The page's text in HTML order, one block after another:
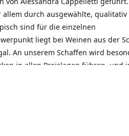
durch ausgewählte, qualitativ
sind für die einzelnen
liegt bei Weinen aus der
An unserem Schaffen wird
in allen Preislagen führen, und